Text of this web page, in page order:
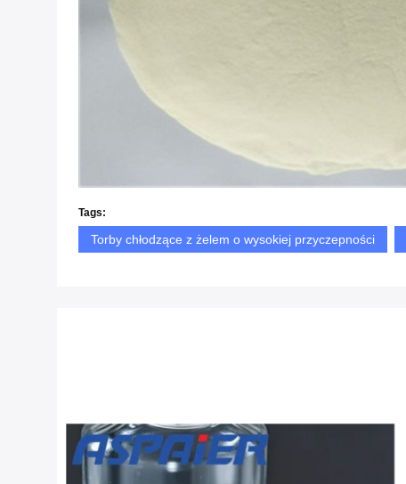
Tags:
Torby chłodzące z żelem o wysokiej przyczepności